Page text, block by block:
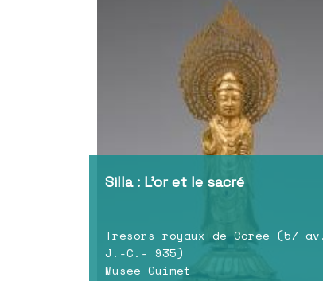
Silla : L’or et le sacré
Trésors royaux de Corée (57 av.
J.-C.- 935)
Musée Guimet